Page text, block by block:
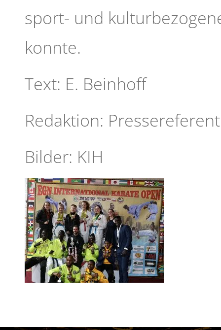
sport- und
konnte.
Text: E. Beinhoff
Redaktion: Pressereferent
Bilder: KIH